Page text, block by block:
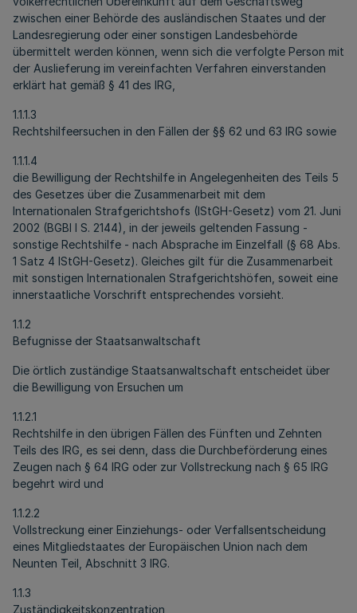
zwischen einer Behörde des ausländischen Staates und der
Landesregierung oder einer sonstigen Landesbehörde
übermittelt werden können, wenn sich die verfolgte Person mit
der Auslieferung im vereinfachten Verfahren einverstanden
erklärt hat gemäß § 41 des IRG,
1.1.1.3
Rechtshilfeersuchen in den Fällen der §§ 62 und 63 IRG sowie
1.1.1.4
die Bewilligung der Rechtshilfe in Angelegenheiten des Teils 5
des Gesetzes über die Zusammenarbeit mit dem
Internationalen Strafgerichtshofs (IStGH-Gesetz) vom 21. Juni
2002 (BGBl I S. 2144), in der jeweils geltenden Fassung -
sonstige Rechtshilfe - nach Absprache im Einzelfall (§ 68 Abs.
1 Satz 4 IStGH-Gesetz). Gleiches gilt für die Zusammenarbeit
mit sonstigen Internationalen Strafgerichtshöfen, soweit eine
innerstaatliche Vorschrift entsprechendes vorsieht.
1.1.2
Befugnisse der Staatsanwaltschaft
Die örtlich zuständige Staatsanwaltschaft entscheidet über
die Bewilligung von Ersuchen um
1.1.2.1
Rechtshilfe in den übrigen Fällen des Fünften und Zehnten
Teils des IRG, es sei denn, dass die Durchbeförderung eines
Zeugen nach § 64 IRG oder zur Vollstreckung nach § 65 IRG
begehrt wird und
1.1.2.2
Vollstreckung einer Einziehungs- oder Verfallsentscheidung
eines Mitgliedstaates der Europäischen Union nach dem
Neunten Teil, Abschnitt 3 IRG.
1.1.3
Zuständigkeitskonzentration